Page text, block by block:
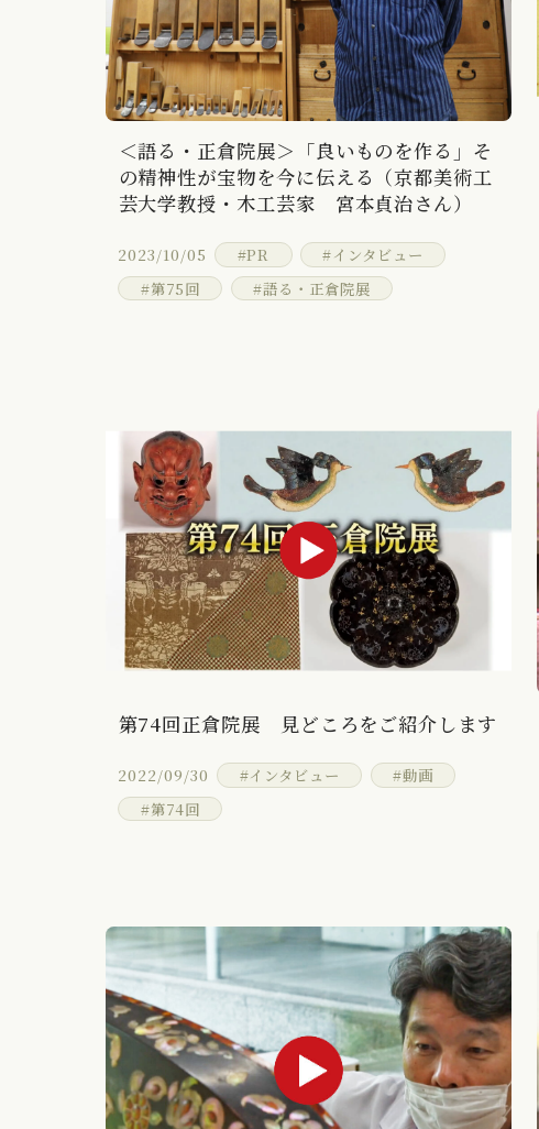
＜語る・正倉院展＞「良いものを作る」そ
の精神性が宝物を今に伝える（京都美術工
芸大学教授・木工芸家 宮本貞治さん）
2023/10/05 #PR
#インタビュー
#第75回
#語る・正倉院展
第74回正倉院展 見どころをご紹介します
2022/09/30 #インタビュー
#動画
#第74回